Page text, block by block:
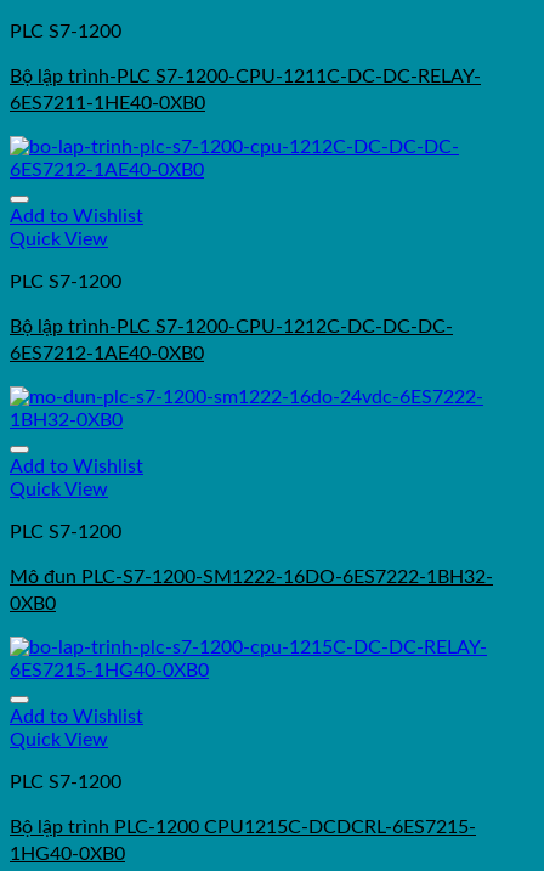
PLC S7-1200
Bộ lập trình-PLC S7-1200-CPU-1211C-DC-DC-RELAY-
6ES7211-1HE40-0XB0
Add to Wishlist
Quick View
PLC S7-1200
Bộ lập trình-PLC S7-1200-CPU-1212C-DC-DC-DC-
6ES7212-1AE40-0XB0
Add to Wishlist
Quick View
PLC S7-1200
Mô đun PLC-S7-1200-SM1222-16DO-6ES7222-1BH32-
0XB0
Add to Wishlist
Quick View
PLC S7-1200
Bộ lập trình PLC-1200 CPU1215C-DCDCRL-6ES7215-
1HG40-0XB0